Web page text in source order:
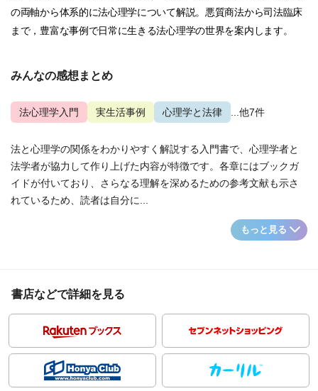
の両軸から体系的に法心理学について解説。悪質商法から司法臨床
まで，豊富な事例で日常に生きる法心理学の世界を案内します。
みんなの感想まとめ
法心理学入門 実生活事例 心理学と法律 ...他7件
法と心理学の関係をわかりやすく解説する入門書で、心理学者と
法学者が協力して作り上げた内容が特徴です。各章にはブックガ
イドが付いており、さらなる理解を深めるための参考文献も示さ
れているため、読者は自分に...
もっと見る
書店などで詳細を見る